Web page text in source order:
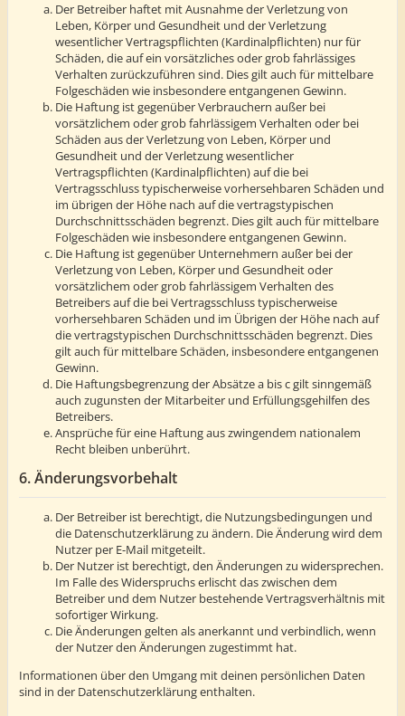
Der Betreiber haftet mit Ausnahme der Verletzung von
Leben, Körper und Gesundheit und der Verletzung
wesentlicher Vertragspflichten (Kardinalpflichten) nur für
Schäden, die auf ein vorsätzliches oder grob fahrlässiges
Verhalten zurückzuführen sind. Dies gilt auch für mittelbare
Folgeschäden wie insbesondere entgangenen Gewinn.
Die Haftung ist gegenüber Verbrauchern außer bei
vorsätzlichem oder grob fahrlässigem Verhalten oder bei
Schäden aus der Verletzung von Leben, Körper und
Gesundheit und der Verletzung wesentlicher
Vertragspflichten (Kardinalpflichten) auf die bei
Vertragsschluss typischerweise vorhersehbaren Schäden und
im übrigen der Höhe nach auf die vertragstypischen
Durchschnittsschäden begrenzt. Dies gilt auch für mittelbare
Folgeschäden wie insbesondere entgangenen Gewinn.
Die Haftung ist gegenüber Unternehmern außer bei der
Verletzung von Leben, Körper und Gesundheit oder
vorsätzlichem oder grob fahrlässigem Verhalten des
Betreibers auf die bei Vertragsschluss typischerweise
vorhersehbaren Schäden und im Übrigen der Höhe nach auf
die vertragstypischen Durchschnittsschäden begrenzt. Dies
gilt auch für mittelbare Schäden, insbesondere entgangenen
Gewinn.
Die Haftungsbegrenzung der Absätze a bis c gilt sinngemäß
auch zugunsten der Mitarbeiter und Erfüllungsgehilfen des
Betreibers.
Ansprüche für eine Haftung aus zwingendem nationalem
Recht bleiben unberührt.
6. Änderungsvorbehalt
Der Betreiber ist berechtigt, die Nutzungsbedingungen und
die Datenschutzerklärung zu ändern. Die Änderung wird dem
Nutzer per E-Mail mitgeteilt.
Der Nutzer ist berechtigt, den Änderungen zu widersprechen.
Im Falle des Widerspruchs erlischt das zwischen dem
Betreiber und dem Nutzer bestehende Vertragsverhältnis mit
sofortiger Wirkung.
Die Änderungen gelten als anerkannt und verbindlich, wenn
der Nutzer den Änderungen zugestimmt hat.
Informationen über den Umgang mit deinen persönlichen Daten
sind in der Datenschutzerklärung enthalten.